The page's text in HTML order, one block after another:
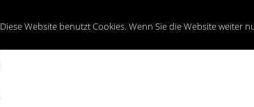
Diese Website benutzt Cookies. Wenn Sie die Website weiter